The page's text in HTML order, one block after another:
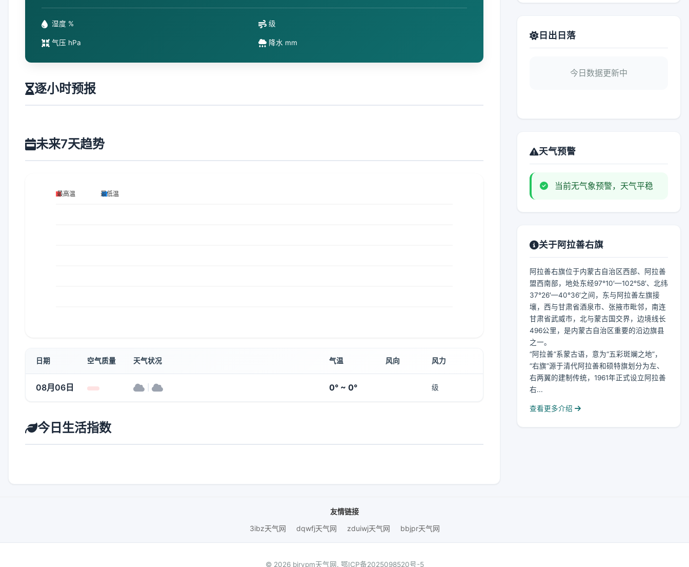
湿度 % 级
气压 hPa 降水 mm
逐小时预报
未来7天趋势
日期 空气质量 天气状况 气温 风向 风力
08月06日 0° ~ 0° 级
今日生活指数
日出日落
今日数据更新中
天气预警
当前无气象预警，天气平稳
关于阿拉善右旗
阿拉善右旗位于内蒙古自治区西部、阿拉善
盟西南部，地处东经97°10′—102°58′、北纬
37°26′—40°36′之间，东与阿拉善左旗接
壤，西与甘肃省酒泉市、张掖市毗邻，南连
甘肃省武威市，北与蒙古国交界，边境线长
496公里，是内蒙古自治区重要的沿边旗县
之一。
“阿拉善”系蒙古语，意为“五彩斑斓之地”，
“右旗”源于清代阿拉善和硕特旗划分为左、
右两翼的建制传统，1961年正式设立阿拉善
右...
查看更多介绍
友情链接
3ibz天气网
dqwfj天气网 zduiwj天气网 bbjpr天气网
© 2026 bjrvpm天气网. 鄂ICP备2025098520号-5